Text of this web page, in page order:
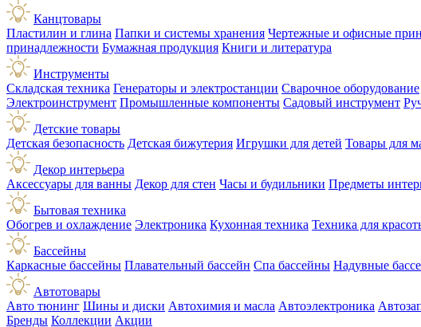
Канцтовары
Пластилин и глина Папки и системы хранения Чертежные и офисные
принадлежности Бумажная продукция Книги и литература
Инструменты
Складская техника Генераторы и электростанции Сварочное оборудование
Электроинструмент Промышленные компоненты Садовый инструмент
Детские товары
Детская безопасность Детская бижутерия Игрушки для детей Товары для
Декор интерьера
Аксессуары для ванны Декор для стен Часы и будильники Предметы
Бытовая техника
Обогрев и охлаждение Электроника Кухонная техника Техника для
Бассейны
Каркасные бассейны Плавательный бассейн Спа бассейны Надувные
Автотовары
Авто тюнинг Шины и диски Автохимия и масла Автоэлектроника
Бренды Коллекции Акции